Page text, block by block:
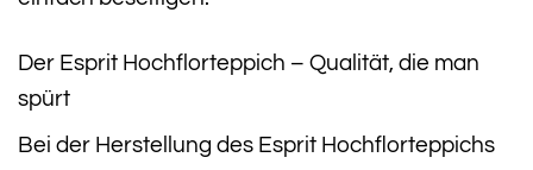
Der Esprit Hochflorteppich – Qualität, die man
spürt
Bei der Herstellung des Esprit Hochflorteppichs